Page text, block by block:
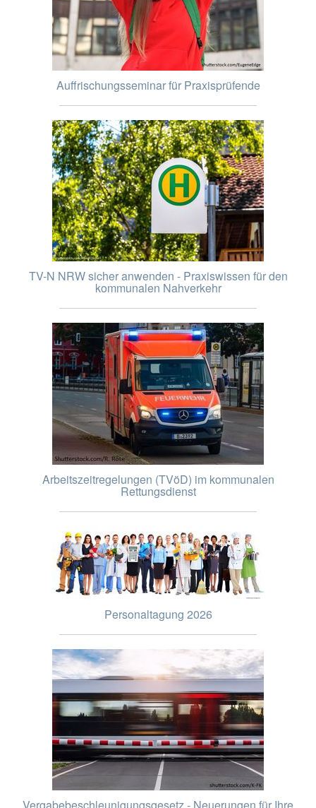
Auffrischungsseminar für Praxisprüfende
TV-N NRW sicher anwenden - Praxiswissen für den
kommunalen Nahverkehr
Arbeitszeitregelungen (TVöD) im kommunalen
Rettungsdienst
Personaltagung 2026